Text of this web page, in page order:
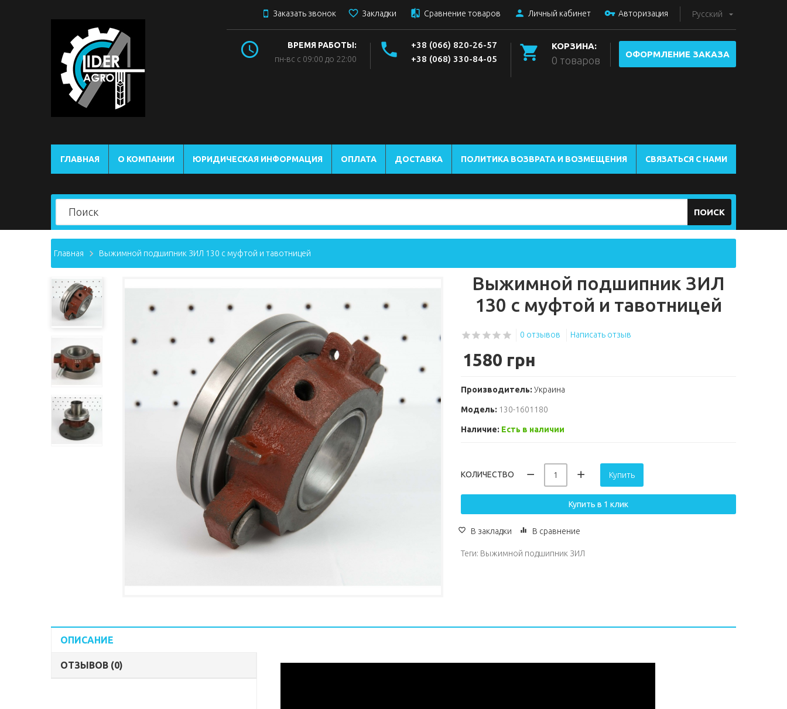
Русский
Закладки Сравнение товаров
Заказать звонок Личный кабинет Авторизация
ОФОРМЛЕНИЕ ЗАКАЗА
КОРЗИНА:
0 товаров
+38 (066) 820-26-57
+38 (068) 330-84-05
ВРЕМЯ РАБОТЫ:
пн-вс с 09:00 до 22:00
ГЛАВНАЯ О КОМПАНИИ ЮРИДИЧЕСКАЯ ИНФОРМАЦИЯ ОПЛАТА ДОСТАВКА ПОЛИТИКА ВОЗВРАТА И ВОЗМЕЩЕНИЯ СВЯЗАТЬСЯ С НАМИ
ПОИСК
Главная Выжимной подшипник ЗИЛ 130 с муфтой и тавотницей
Выжимной подшипник ЗИЛ
130 с муфтой и тавотницей
0 отзывов Написать отзыв
1580 грн
Производитель: Украина
Модель: 130-1601180
Наличие: Есть в наличии
КОЛИЧЕСТВО Купить
Купить в 1 клик
В закладки В сравнение
Теги: Выжимной подшипник ЗИЛ
ОПИСАНИЕ
ОТЗЫВОВ (0)